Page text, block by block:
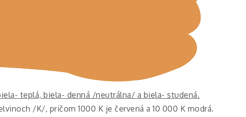
teplá, biela- denná /neutrálna/ a biela- studená.
/K/, pričom 1000 K je červená a 10 000 K modrá.